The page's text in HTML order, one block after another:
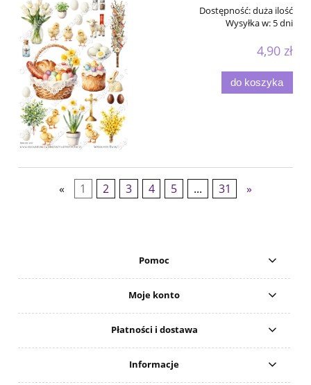
Dostępność:duża ilość
Wysyłka w: 5 dni
4,90 zł
do koszyka
« 1 2 3 4 5 ... 31 »
Pomoc
Moje konto
Płatności i dostawa
Informacje